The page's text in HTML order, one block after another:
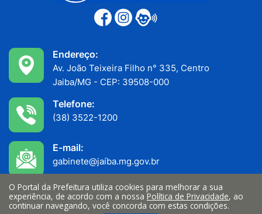
Endereço:
Av. João Teixeira Filho n° 335, Centro
Jaiba/MG - CEP: 39508-000
Telefone:
(38) 3522-1200
E-mail:
gabinete@jaíba.mg.gov.br
Funcionamento:
Atendimento ao público: 7h às 11h
O Portal da Prefeitura utiliza cookies para melhorar a sua
experiência, de acordo com a nossaPolítica de Privacidade, ao
continuar navegando, você concorda com estas condições.